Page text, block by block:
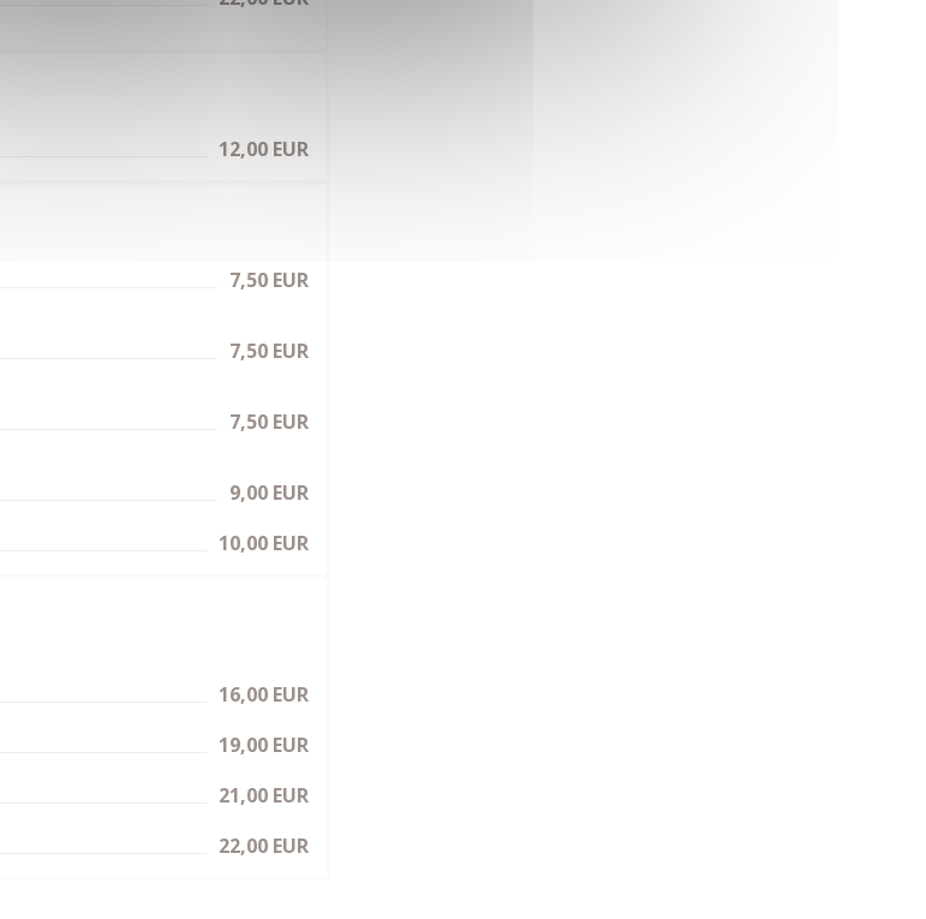
12,00 EUR
7,50 EUR
7,50 EUR
7,50 EUR
9,00 EUR
10,00 EUR
16,00 EUR
19,00 EUR
21,00 EUR
22,00 EUR